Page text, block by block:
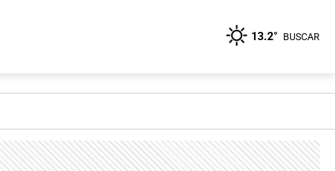
13.2° BUSCAR